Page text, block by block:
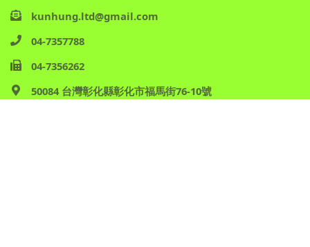
kunhung.ltd@gmail.com
04-7357788
04-7356262
50084 台灣彰化縣彰化市福馬街76-10號